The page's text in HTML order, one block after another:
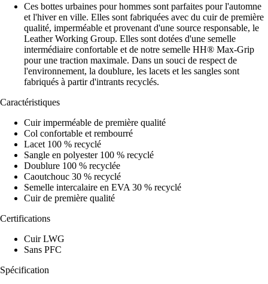
Ces bottes urbaines pour hommes sont parfaites pour l'automne
et l'hiver en ville. Elles sont fabriquées avec du cuir de première
qualité, imperméable et provenant d'une source responsable, le
Leather Working Group. Elles sont dotées d'une semelle
intermédiaire confortable et de notre semelle HH® Max-Grip
pour une traction maximale. Dans un souci de respect de
l'environnement, la doublure, les lacets et les sangles sont
fabriqués à partir d'intrants recyclés.
Caractéristiques
Cuir imperméable de première qualité
Col confortable et rembourré
Lacet 100 % recyclé
Sangle en polyester 100 % recyclé
Doublure 100 % recyclée
Caoutchouc 30 % recyclé
Semelle intercalaire en EVA 30 % recyclé
Cuir de première qualité
Certifications
Cuir LWG
Sans PFC
Spécification